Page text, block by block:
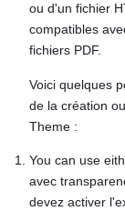
ou d'un fichier
compatibles
fichiers PDF.
Voici quelques
de la création
Theme :
You can use
avec
devez activer